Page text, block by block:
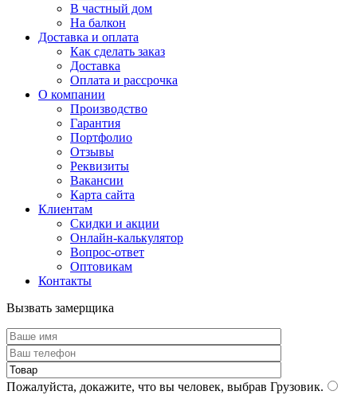
В частный дом
На балкон
Доставка и оплата
Как сделать заказ
Доставка
Оплата и рассрочка
О компании
Производство
Гарантия
Портфолио
Отзывы
Реквизиты
Вакансии
Карта сайта
Клиентам
Скидки и акции
Онлайн-калькулятор
Вопрос-ответ
Оптовикам
Контакты
Вызвать замерщика
Пожалуйста, докажите, что вы человек, выбрав Грузовик.